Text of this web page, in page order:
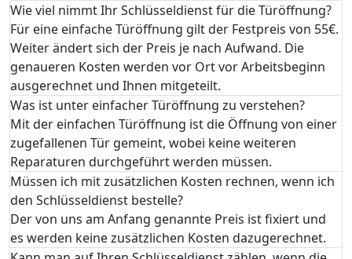
Wie viel nimmt Ihr Schlüsseldienst für die Türöffnung?
Für eine einfache Türöffnung gilt der Festpreis von 55€.
Weiter ändert sich der Preis je nach Aufwand. Die
genaueren Kosten werden vor Ort vor Arbeitsbeginn
ausgerechnet und Ihnen mitgeteilt.
Was ist unter einfacher Türöffnung zu verstehen?
Mit der einfachen Türöffnung ist die Öffnung von einer
zugefallenen Tür gemeint, wobei keine weiteren
Reparaturen durchgeführt werden müssen.
Müssen ich mit zusätzlichen Kosten rechnen, wenn ich
den Schlüsseldienst bestelle?
Der von uns am Anfang genannte Preis ist fixiert und
es werden keine zusätzlichen Kosten dazugerechnet.